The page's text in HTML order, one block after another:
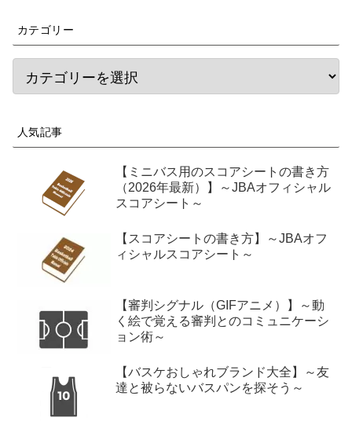
カテゴリー
人気記事
【ミニバス用のスコアシートの書き方
（2026年最新）】～JBAオフィシャル
スコアシート～
【スコアシートの書き方】～JBAオフ
ィシャルスコアシート～
【審判シグナル（GIFアニメ）】～動
く絵で覚える審判とのコミュニケーシ
ョン術～
【バスケおしゃれブランド大全】～友
達と被らないバスパンを探そう～